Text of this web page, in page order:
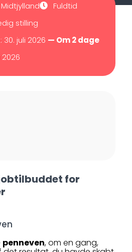
Fuldtid
stilling
juli 2026 — Om 2 dage
for
penneven, om en gang,